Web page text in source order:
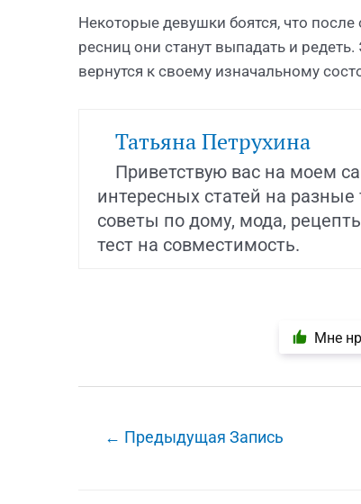
Некоторые девушки боятся, что
ресниц они станут выпадать и
вернутся к своему изначальному
Татьяна Петрухина
Приветствую вас на моем
интересных статей на
советы по дому, мода,
тест на совместимость.
Мне
Навигация
← Предыдущая Запись